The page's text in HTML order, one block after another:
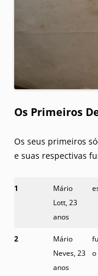
Os Primeiros
Os seus primeiros
e suas respectivas
1
Mário
Lott, 23
anos
2
Mário
Neves, 23
anos
o